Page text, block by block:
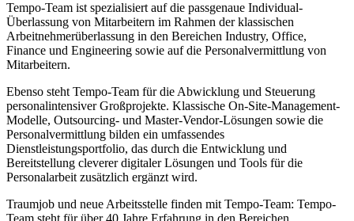
Tempo-Team ist spezialisiert auf die passgenaue Individual-
Überlassung von Mitarbeitern im Rahmen der klassischen
Arbeitnehmerüberlassung in den Bereichen Industry, Office,
Finance und Engineering sowie auf die Personalvermittlung von
Mitarbeitern.
Ebenso steht Tempo-Team für die Abwicklung und Steuerung
personalintensiver Großprojekte. Klassische On-Site-Management-
Modelle, Outsourcing- und Master-Vendor-Lösungen sowie die
Personalvermittlung bilden ein umfassendes
Dienstleistungsportfolio, das durch die Entwicklung und
Bereitstellung cleverer digitaler Lösungen und Tools für die
Personalarbeit zusätzlich ergänzt wird.
Traumjob und neue Arbeitsstelle finden mit Tempo-Team: Tempo-
Team steht für über 40 Jahre Erfahrung in den Bereichen